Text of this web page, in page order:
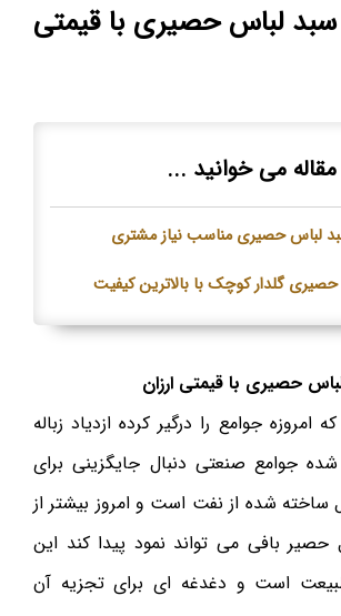
لباس حصیری با قیمتی
می خوانید ...
لباس حصیری مناسب نیاز مشتری
گلدار کوچک با بالاترین کیفیت
حصیری با قیمتی ارزان
امروزه جوامع را درگیر کرده ازدیاد زباله
جوامع صنعتی دنبال جایگزینی برای
ساخته شده از نفت است و امروز بیشتر از
بافی می تواند نمود پیدا کند این
طبیعت است و دغدغه ای برای تجزیه آن